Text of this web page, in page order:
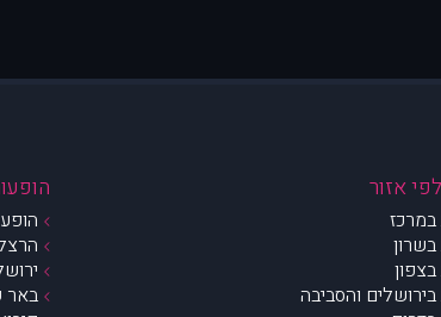
אזור
והסביבה
באר